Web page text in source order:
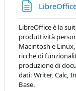
LibreOffice è la
produttività
Macintosh e
ricche di
produzione di
dati: Writer, Calc,
Base.